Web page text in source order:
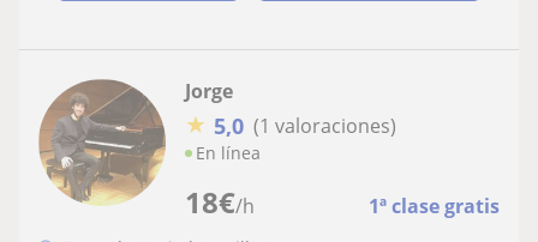
18€/h 1ª clase gratis
Jorge
★ 5,0 (1 valoraciones)
En línea